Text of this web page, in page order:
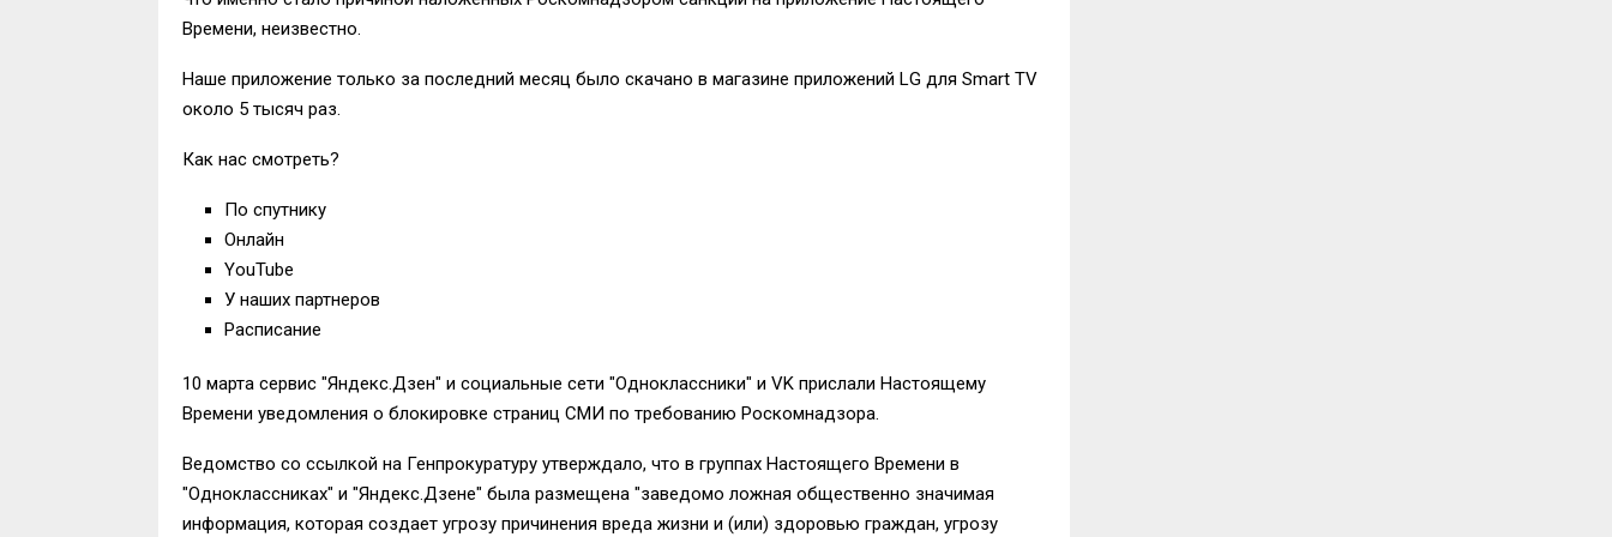
Времени, неизвестно.
Наше приложение только за последний месяц было скачано в магазине приложений LG для Smart TV
около 5 тысяч раз.
Как нас смотреть?
По спутнику
Онлайн
YouTube
У наших партнеров
Расписание
10 марта сервис "Яндекс.Дзен" и социальные сети "Одноклассники" и VK прислали Настоящему
Времени уведомления о блокировке страниц СМИ по требованию Роскомнадзора.
Ведомство со ссылкой на Генпрокуратуру утверждало, что в группах Настоящего Времени в
"Одноклассниках" и "Яндекс.Дзене" была размещена "заведомо ложная общественно значимая
информация, которая создает угрозу причинения вреда жизни и (или) здоровью граждан, угрозу